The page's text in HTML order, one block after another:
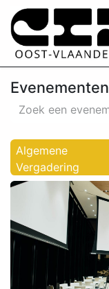
Evenementen
Algemene
Vergadering